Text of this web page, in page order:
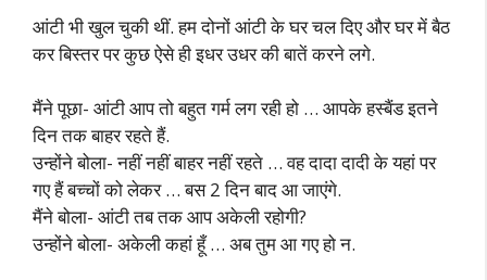
आंटी भी खुल चुकी थीं. हम दोनों आंटी के घर चल दिए और घर में बैठ
कर बिस्तर पर कुछ ऐसे ही इधर उधर की बातें करने लगे.
मैंने पूछा- आंटी आप तो बहुत गर्म लग रही हो … आपके हस्बैंड इतने
दिन तक बाहर रहते हैं.
उन्होंने बोला- नहीं नहीं बाहर नहीं रहते … वह दादा दादी के यहां पर
गए हैं बच्चों को लेकर … बस 2 दिन बाद आ जाएंगे.
मैंने बोला- आंटी तब तक आप अकेली रहोगी?
उन्होंने बोला- अकेली कहां हूँ … अब तुम आ गए हो न.